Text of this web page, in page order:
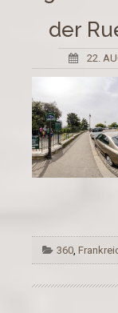
der
22.
360 ,